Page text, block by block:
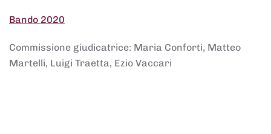
Bando 2020
Commissione giudicatrice: Maria Conforti, Matteo
Martelli, Luigi Traetta, Ezio Vaccari